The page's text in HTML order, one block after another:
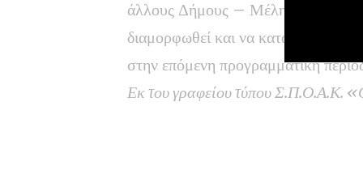
άλλους Δήμους – Μέλη καθώς και
διαμορφωθεί και να κατατεθεί η
στην επόμενη προγραμματική
Εκ του γραφείου τύπου Σ.Π.Ο.Α.Κ.